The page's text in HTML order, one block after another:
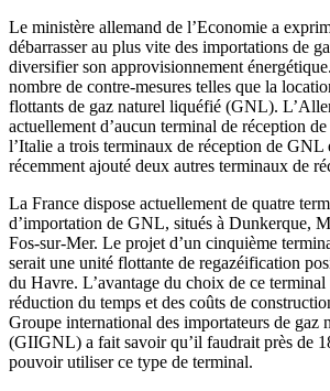
Le ministère allemand de l’Economie a
débarrasser au plus vite des importations de
diversifier son approvisionnement
nombre de contre-mesures telles que la
flottants de gaz naturel liquéfié (GNL).
actuellement d’aucun terminal de réception
l’Italie a trois terminaux de réception de GNL
récemment ajouté deux autres terminaux de
La France dispose actuellement de quatre
d’importation de GNL, situés à Dunkerque,
Fos-sur-Mer. Le projet d’un cinquième
serait une unité flottante de regazéification
du Havre. L’avantage du choix de ce
réduction du temps et des coûts de
Groupe international des importateurs de gaz
(GIIGNL) a fait savoir qu’il faudrait près de
pouvoir utiliser ce type de terminal.